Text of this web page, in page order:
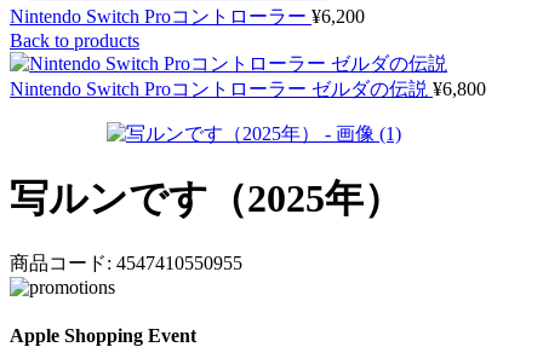
Nintendo Switch Proコントローラー ¥6,200
Back to products
Nintendo Switch Proコントローラー ゼルダの伝説 ¥6,800
写ルンです（2025年）
商品コード: 4547410550955
Apple Shopping Event